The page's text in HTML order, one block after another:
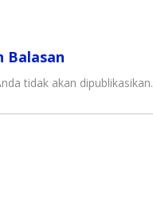
Balasan
tidak akan dipublikasikan.